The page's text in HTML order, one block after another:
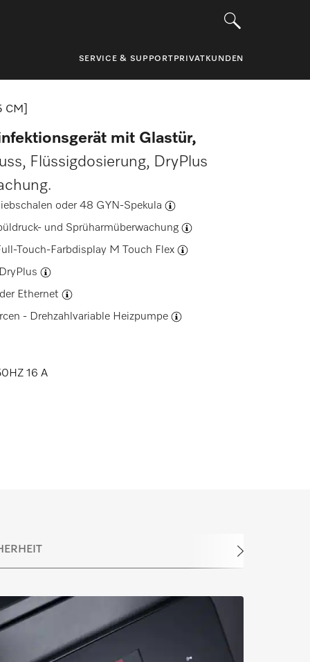
SERVICE & SUPPORT PRIVATKUNDEN
mit Glastür,
Flüssigdosierung, DryPlus
oder 48 GYN-Spekula
und Sprüharmüberwachung
Touch-Farbdisplay M Touch Flex
Ethernet
- Drehzahlvariable Heizpumpe
16 A